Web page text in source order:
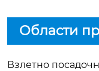
Области
Взлетно